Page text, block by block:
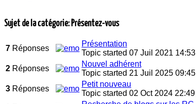
Sujet de la catégorie: Présentez-vous
7 Réponses
Présentation
Topic started 07 Juil 2021 14:53
2 Réponses
Nouvel adhérent
Topic started 21 Juil 2025 09:45
3 Réponses
Petit nouveau
Topic started 02 Oct 2024 22:49